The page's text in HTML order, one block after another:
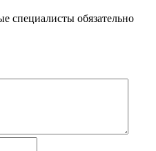
специалисты обязательно